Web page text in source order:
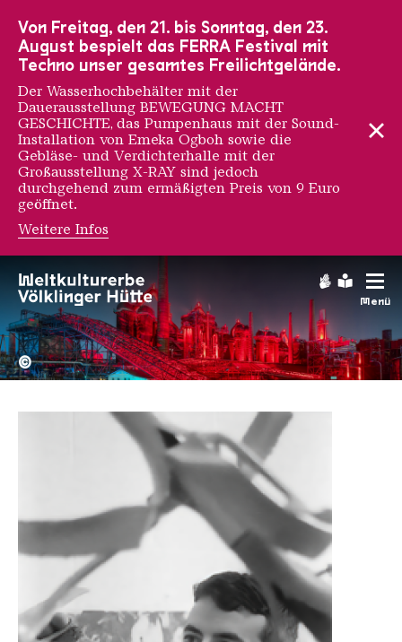
Menü
Stephen Burke
Hochofengruppe in Rot
Copyright:
©
Von Freitag, den 21. bis Sonntag, den 23.
August bespielt das FERRA Festival mit
Techno unser gesamtes Freilichtgelände.
Der Wasserhochbehälter mit der
Dauerausstellung BEWEGUNG MACHT
GESCHICHTE, das Pumpenhaus mit der Sound-
Installation von Emeka Ogboh sowie die
Gebläse- und Verdichterhalle mit der
Großausstellung X-RAY sind jedoch
durchgehend zum ermäßigten Preis von 9 Euro
geöffnet.
Weitere Infos